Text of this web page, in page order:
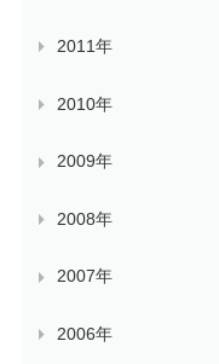
2011年
2010年
2009年
2008年
2007年
2006年